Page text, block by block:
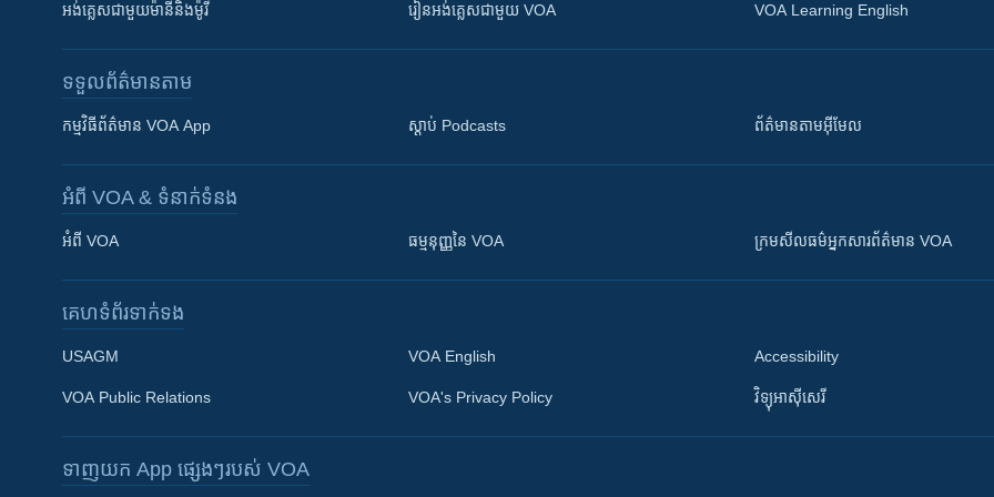
Khmer English
អង់គ្លេស​ជាមួយ​ម៉ានី​និង​ម៉ូរី រៀន​​​​​​អង់គ្លេស​​ជាមួយ VOA VOA Learning English
ទទួល​ព័ត៌មាន​តាម
កម្មវិធី​ព័ត៌មាន VOA App ស្តាប់ Podcasts ព័ត៌មាន​តាម​អ៊ីមែល
អំពី​ VOA & ទំនាក់ទំនង
អំពី​ VOA ធម្មនុញ្ញ​នៃ VOA ក្រម​​​សីលធម៌​​​អ្នក​​​សារព័ត៌មាន VOA
គេហទំព័រ​​ទាក់ទង
USAGM
VOA Public Relations
VOA English
VOA's Privacy Policy
Accessibility
វិទ្យុ​អាស៊ី​សេរី
ទាញយក​ App ផ្សេងៗ​របស់​ VOA